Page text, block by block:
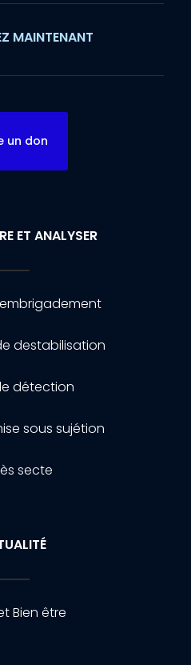
MAINTENANT
un don
ET ANALYSER
destabilisation
détection
sous sujétion
secte
Bien être